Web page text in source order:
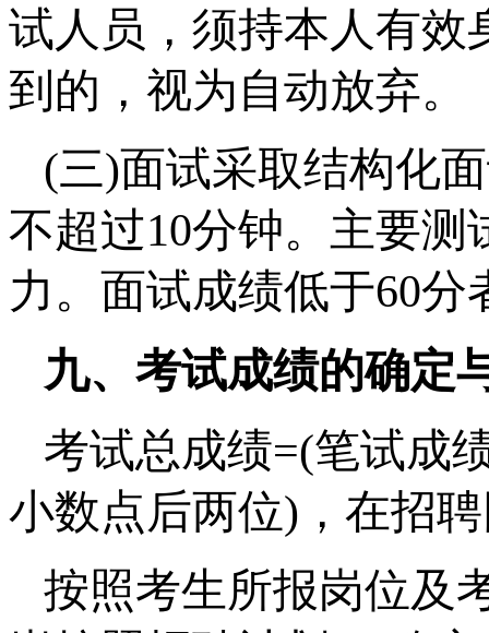
试人员，须持本人有效
到的，视为自动放弃。
(三)面试采取结构化
不超过10分钟。主要
力。面试成绩低于60分
九、考试成绩的确定
考试总成绩=(笔试成
小数点后两位)，在招
按照考生所报岗位及